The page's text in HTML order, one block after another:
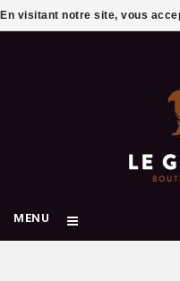
MENU
En visitant notre site, vous